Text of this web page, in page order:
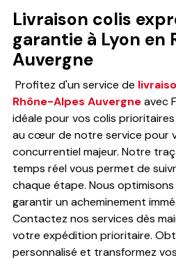
Livraison colis
garantie à Lyon en
Auvergne
Profitez d'un service de
Rhône-Alpes Auvergneavec
idéale pour vos colis
au cœur de notre service pour
concurrentiel majeur. Notre
temps réel vous permet de
chaque étape. Nous
garantir un acheminement
Contactez nos services dès
votre expédition prioritaire.
personnalisé et transformez